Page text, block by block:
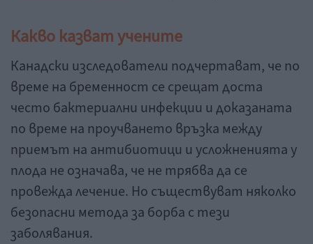
Какво казват учените
Канадски изследователи подчертават, че по
време на бременност се срещат доста
често бактериални инфекции и доказаната
по време на проучването връзка между
приемът на антибиотици и усложненията у
плода не означава, че не трябва да се
провежда лечение. Но съществуват няколко
безопасни метода за борба с тези
заболявания.